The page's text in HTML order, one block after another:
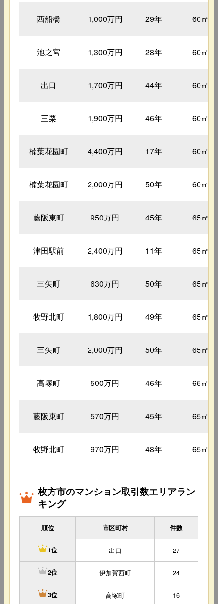
西船橋 1,000万円 29年 60㎡
池之宮 1,300万円 28年 60㎡
出口 1,700万円 44年 60㎡
三栗 1,900万円 46年 60㎡
楠葉花園町 4,400万円 17年 60㎡
楠葉花園町 2,000万円 50年 60㎡
藤阪東町 950万円 45年 65㎡
津田駅前 2,400万円 11年 65㎡
三矢町 630万円 50年 65㎡
牧野北町 1,800万円 49年 65㎡
三矢町 2,000万円 50年 65㎡
高塚町 500万円 46年 65㎡
藤阪東町 570万円 45年 65㎡
牧野北町 970万円 48年 65㎡
枚方市のマンション取引数エリアラン
キング
順位 市区町村 件数
1位 出口 27
2位 伊加賀西町 24
3位 高塚町 16